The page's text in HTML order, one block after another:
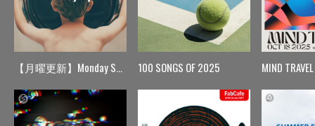
【月曜更新】Monday Spin 100 SONGS OF 2025 MIND TRAVEL